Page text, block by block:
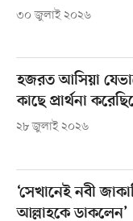
৩০ জুলাই ২০২৬
হজরত আসিয়া
কাছে প্রার্থনা
২৮ জুলাই ২০২৬
‘সেখানেই নবী
আল্লাহকে ডাকলেন’